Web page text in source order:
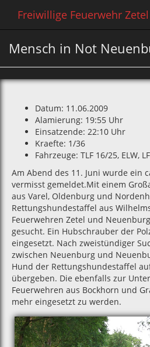
Freiwillige Feuerwehr Zetel
Mensch in Not
Datum: 11.06.2009
Alamierung: 19:55 Uhr
Einsatzende: 22:10 Uhr
Kraefte: 1/36
Fahrzeuge: TLF 16/25‚ ELW‚
Am Abend des 11. Juni wurde ein
vermisst gemeldet.Mit einem
aus Varel‚ Oldenburg und
Rettungshundestaffel aus
Feuerwehren Zetel und
gesucht. Ein Hubschrauber der
eingesetzt. Nach zweistündiger
zwischen Neuenburg und
Hund der Rettungshundestaffel
übergeben. Die ebenfalls zur
Feuerwehren aus Bockhorn und
mehr eingesetzt zu werden.